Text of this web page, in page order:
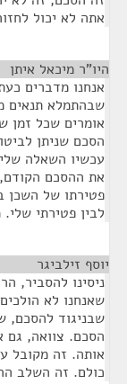
אתה לא יכול
היו"ר מיכאל איתן
אנחנו מדברים
שבהתמלא תנאים
אומרים שכל זמן
הסכם שניתן
עכשיו השאלה
את ההסכם
לבין פטירתי
יוסף זילביגר
ניסינו להסביר,
שאנחנו לא
שבניגוד להסכם,
הסכם. צוואה, גם
אותה. זה מקובל
כולם. זה השלב